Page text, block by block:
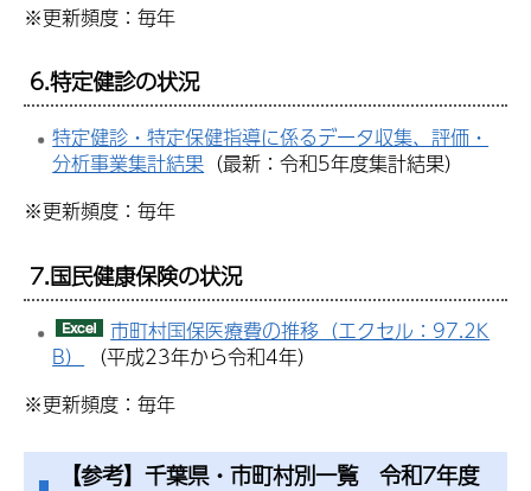
※更新頻度：毎年
6.特定健診の状況
特定健診・特定保健指導に係るデータ収集、評価・
分析事業集計結果 （最新：令和5年度集計結果）
※更新頻度：毎年
7.国民健康保険の状況
市町村国保医療費の推移（エクセル：97.2K
B）
（平成23年から令和4年）
※更新頻度：毎年
【参考】千葉県・市町村別一覧 令和7年度